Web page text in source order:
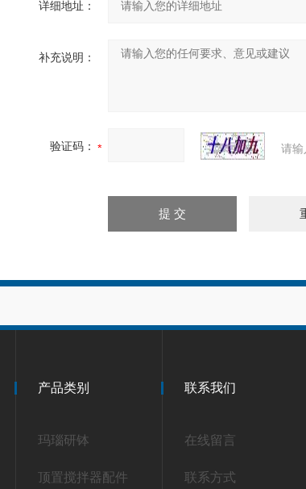
详细地址：
补充说明：
验证码： 请
产品类别
玛瑙研钵
顶置搅拌器配件
联系我们
在线留言
联系方式